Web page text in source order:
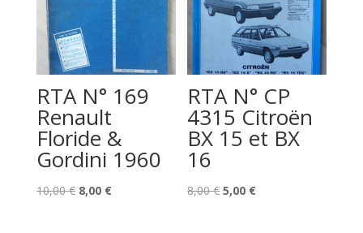
RTA N° 169
Renault
Floride &
Gordini 1960
10,00€ Le
8,00 €Le
RTA N° CP
4315 Citroën
BX 15 et BX
16
8,00€ Le
5,00 €Le